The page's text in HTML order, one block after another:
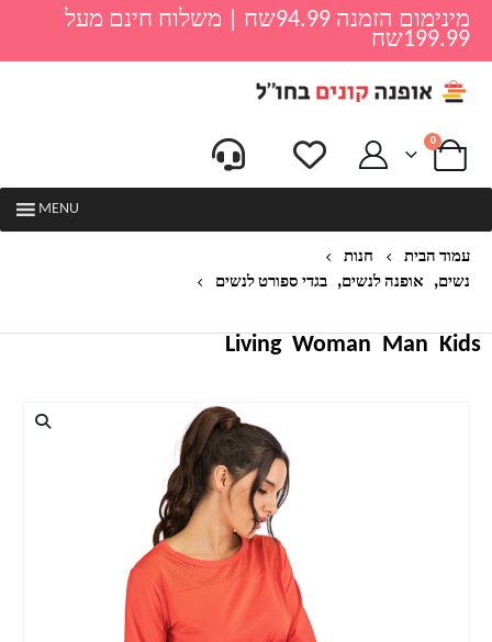
מינימום הזמנה 94.99שח | משלוח חינם מעל
199.99שח
0
MENU
עמוד הבית
חנות
נשים, אופנה לנשים, בגדי ספורט לנשים
Kids
Man
Woman
Living